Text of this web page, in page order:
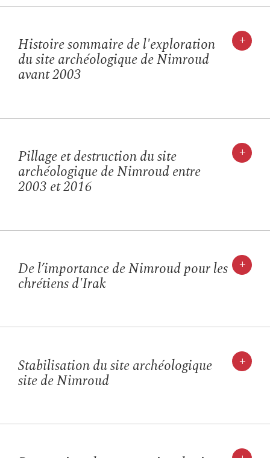
+
Histoire sommaire de l'exploration
du site archéologique de Nimroud
avant 2003
+
Pillage et destruction du site
archéologique de Nimroud entre
2003 et 2016
+
De l’importance de Nimroud pour les
chrétiens d'Irak
+
Stabilisation du site archéologique
site de Nimroud